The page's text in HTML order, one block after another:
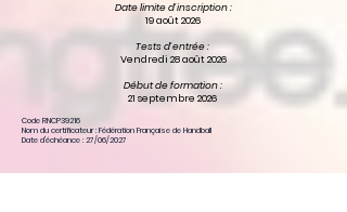
Date limite d'inscription :
19 août 2026
Tests d'entrée :
Vendredi 28 août 2026
Début de formation :
21 septembre 2026
Code RNCP39216
Nom du certificateur : Fédération Française de Handball
Date d'échéance : 27/06/2027